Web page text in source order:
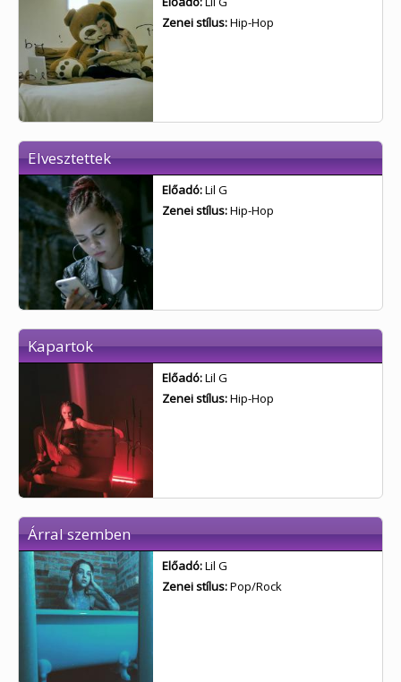
Zenei stílus:Hip-Hop
Elvesztettek
Előadó:Lil G
Zenei stílus:Hip-Hop
Kapartok
Előadó:Lil G
Zenei stílus:Hip-Hop
Árral szemben
Előadó:Lil G
Zenei stílus:Pop/Rock